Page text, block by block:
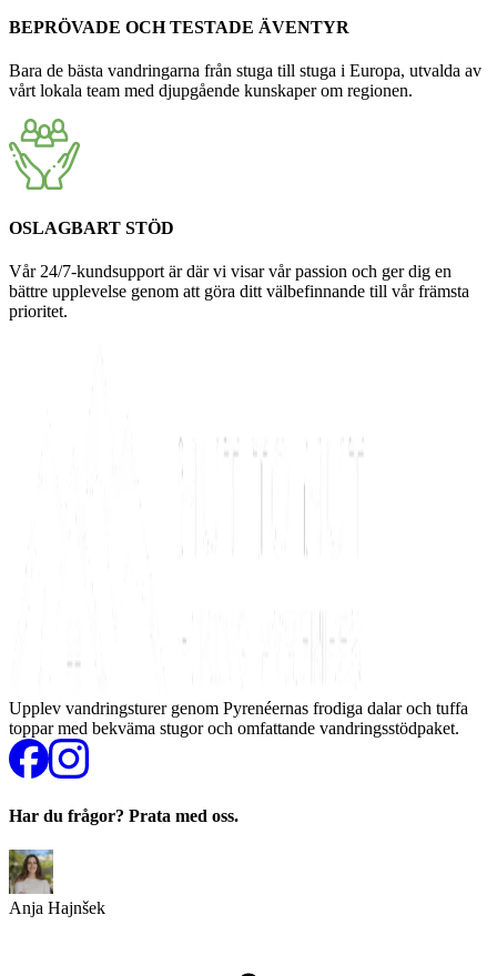
BEPRÖVADE OCH TESTADE ÄVENTYR
Bara de bästa vandringarna från stuga till stuga i Europa, utvalda av
vårt lokala team med djupgående kunskaper om regionen.
OSLAGBART STÖD
Vår 24/7-kundsupport är där vi visar vår passion och ger dig en
bättre upplevelse genom att göra ditt välbefinnande till vår främsta
prioritet.
Upplev vandringsturer genom Pyrenéernas frodiga dalar och tuffa
toppar med bekväma stugor och omfattande vandringsstödpaket.
Har du frågor? Prata med oss.
Anja Hajnšek